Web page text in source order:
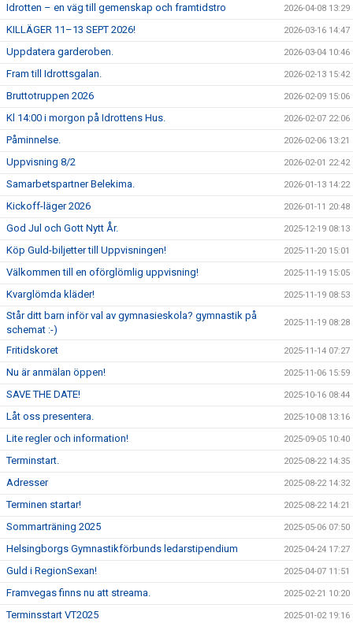
Idrotten – en väg till gemenskap och framtidstro 2026-04-08 13:29
KILLÄGER 11–13 SEPT 2026! 2026-03-16 14:47
Uppdatera garderoben. 2026-03-04 10:46
Fram till Idrottsgalan. 2026-02-13 15:42
Bruttotruppen 2026 2026-02-09 15:06
Kl 14:00 i morgon på Idrottens Hus. 2026-02-07 22:06
Påminnelse. 2026-02-06 13:21
Uppvisning 8/2 2026-02-01 22:42
Samarbetspartner Belekima. 2026-01-13 14:22
Kickoff-läger 2026 2026-01-11 20:48
God Jul och Gott Nytt År. 2025-12-19 08:13
Köp Guld-biljetter till Uppvisningen! 2025-11-20 15:01
Välkommen till en oförglömlig uppvisning! 2025-11-19 15:05
Kvarglömda kläder! 2025-11-19 08:53
Står ditt barn inför val av gymnasieskola? gymnastik på
schemat :-)
2025-11-19 08:28
Fritidskoret 2025-11-14 07:27
Nu är anmälan öppen! 2025-11-06 15:59
SAVE THE DATE! 2025-10-16 08:44
Låt oss presentera. 2025-10-08 13:16
Lite regler och information! 2025-09-05 10:40
Terminstart. 2025-08-22 14:35
Adresser 2025-08-22 14:32
Terminen startar! 2025-08-22 14:21
Sommarträning 2025 2025-05-06 07:50
Helsingborgs Gymnastikförbunds ledarstipendium 2025-04-24 17:27
Guld i RegionSexan! 2025-04-07 11:51
Framvegas finns nu att streama. 2025-02-21 10:20
Terminsstart VT2025 2025-01-02 19:16